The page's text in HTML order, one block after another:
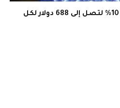
أسعار الغاز الأوروبية تقفز 10% لتصل إلى 688 دولار لكل